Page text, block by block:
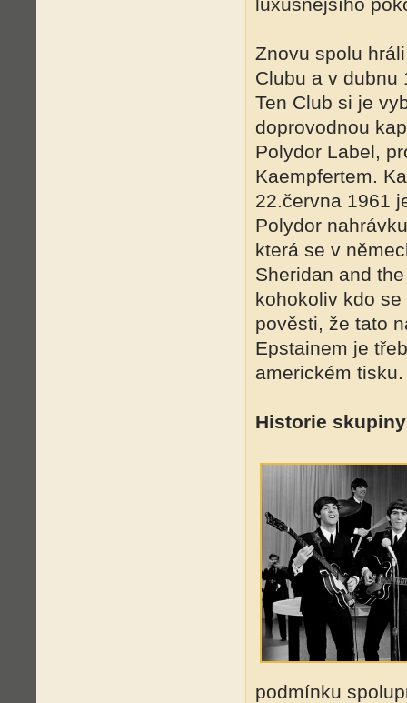
Znovu spolu
Clubu a v dubnu
Ten Club si je
doprovodnou
Polydor Label,
Kaempfertem.
22.června 1961
Polydor
která se v
Sheridan and
kohokoliv kdo
pověsti, že tato
Epstainem je
americkém tisku.
Historie
podmínku